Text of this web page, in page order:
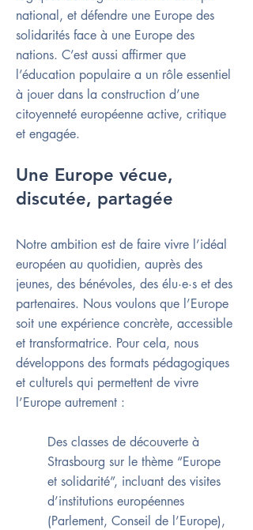
national, et défendre une Europe des
solidarités face à une Europe des
nations. C’est aussi affirmer que
l’éducation populaire a un rôle essentiel
à jouer dans la construction d’une
citoyenneté européenne active, critique
et engagée.
Une Europe vécue,
discutée, partagée
Notre ambition est de faire vivre l’idéal
européen au quotidien, auprès des
jeunes, des bénévoles, des élu·e·s et des
partenaires. Nous voulons que l’Europe
soit une expérience concrète, accessible
et transformatrice. Pour cela, nous
développons des formats pédagogiques
et culturels qui permettent de vivre
l’Europe autrement :
Des classes de découverte à
Strasbourg sur le thème “Europe
et solidarité”, incluant des visites
d’institutions européennes
(Parlement, Conseil de l’Europe),